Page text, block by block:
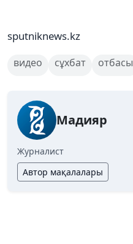
sputniknews.kz
видео сұхбат отбасы
Мадияр
Журналист
Автор мақалалары